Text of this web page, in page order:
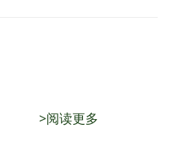
>阅读更多